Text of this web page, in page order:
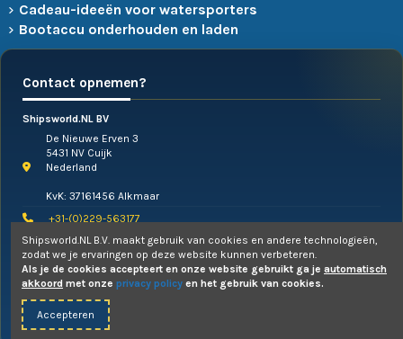
Cadeau-ideeën voor watersporters
Bootaccu onderhouden en laden
Contact opnemen?
Shipsworld.NL BV
De Nieuwe Erven 3
5431 NV Cuijk
Nederland
KvK: 37161456 Alkmaar
+31-(0)229-563177
info@shipsworld.nl
Telefonisch contact opnemen:
Je kunt telefonisch contact opnemen met ons team op werkdagen van
maandag t/m donderdag van 09:30 tot17:00 uur
alleen te mailen!
Shipsworld.NL B.V. maakt gebruik van cookies en andere technologieën,
zodat we je ervaringen op deze website kunnen verbeteren.
Als je de cookies accepteert en onze website gebruikt ga je automatisch
akkoord met onze privacy policy en het gebruik van cookies.
Accepteren